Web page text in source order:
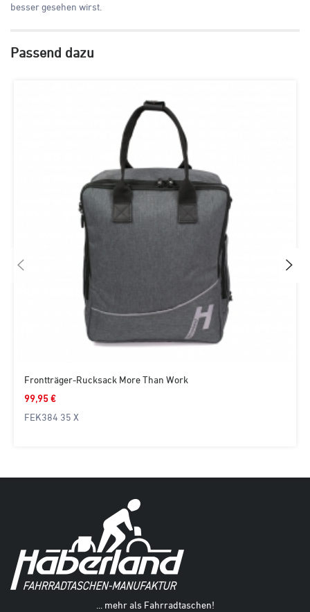
besser gesehen wirst.
Passend dazu
Frontträger-Rucksack More Than Work
99,95 €
FEK384 35 X
... mehr als Fahrradtaschen!